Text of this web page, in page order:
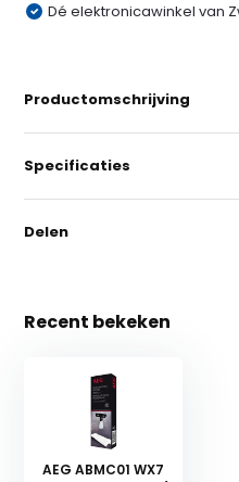
Dé elektronicawinkel van
Productomschrijving
Specificaties
Delen
Recent bekeken
AEG ABMC01 WX7